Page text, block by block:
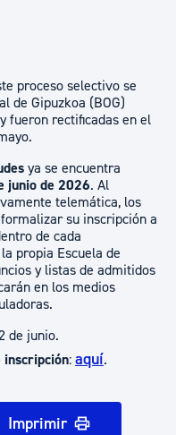
proceso selectivo se
de Gipuzkoa (BOG)
fueron rectificadas en el
ya se encuentra
junio de 2026. Al
telemática, los
su inscripción a
de cada
propia Escuela de
y listas de admitidos
en los medios
de junio.
inscripción: aquí.
Imprimir